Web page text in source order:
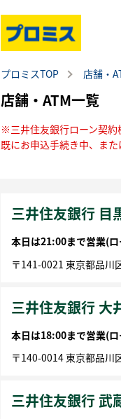
プロミスTOP 店舗・
店舗・ATM一覧
※三井住友銀行ローン契約
既にお申込手続き中、ま
三井住友銀行 目
本日は21:00まで営業(
〒141-0021 東京都品川
三井住友銀行 大
本日は18:00まで営業(
〒140-0014 東京都品川
三井住友銀行 武